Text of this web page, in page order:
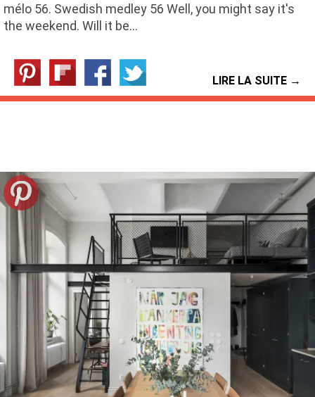
mélo 56. Swedish medley 56 Well, you might say it's
the weekend. Will it be…
LIRE LA SUITE →